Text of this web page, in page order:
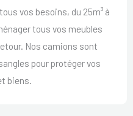
vos besoins, du 25m³ à
tous vos meubles
Nos camions sont
pour protéger vos
biens.